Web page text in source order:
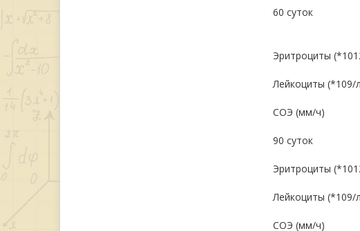
60 суток
Эритроциты (
Лейкоциты (*109/
СОЭ (мм/ч)
90 суток
Эритроциты (
Лейкоциты (*109/
СОЭ (мм/ч)